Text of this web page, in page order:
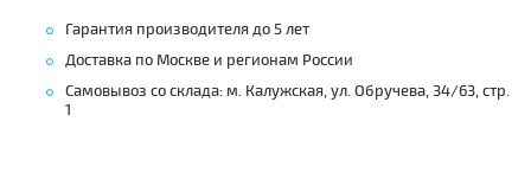
Гарантия производителя до 5 лет
Доставка по Москве и регионам России
Самовывоз со склада: м. Калужская, ул. Обручева, 34/63, стр.
1